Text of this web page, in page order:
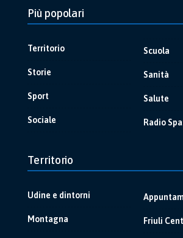
Più popolari
Territorio
Storie
Sport
Sociale
Scuola
Sanità
Salute
Radio
Territorio
Udine e dintorni
Montagna Friuli